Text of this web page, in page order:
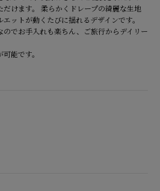
けます。 柔らかくドレープの綺麗な生地
ットが動くたびに揺れるデザインです。
でお手入れも楽ちん、ご旅行からデイリー
能です。